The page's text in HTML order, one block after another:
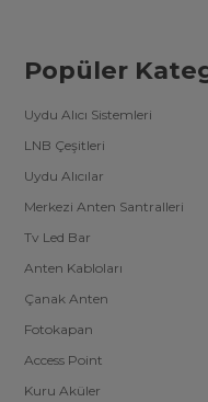
Popüler
Uydu Alıcı Sistemleri
LNB Çeşitleri
Uydu Alıcılar
Merkezi Anten Santralleri
Tv Led Bar
Anten Kabloları
Çanak Anten
Fotokapan
Access Point
Kuru Aküler